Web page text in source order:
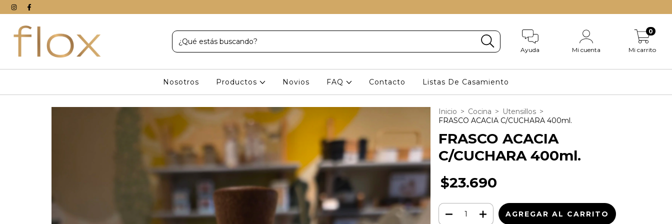
Ayuda Mi cuenta Mi carrito
0
Nosotros Productos Novios FAQ Contacto Listas De Casamiento
Inicio > Cocina > Utensillos >
FRASCO ACACIA C/CUCHARA 400ml.
FRASCO ACACIA
C/CUCHARA 400ml.
$23.690